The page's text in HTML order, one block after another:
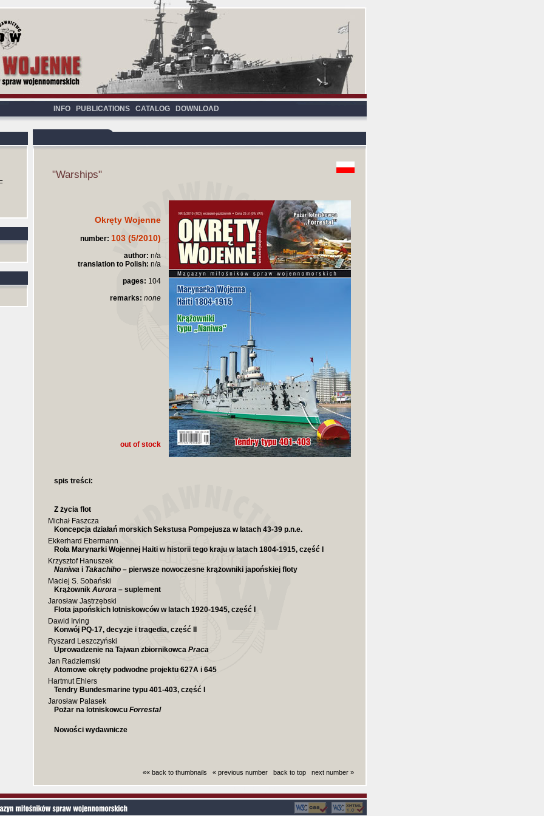
INFO PUBLICATIONS CATALOG DOWNLOAD
"Warships"
Okręty Wojenne
number: 103 (5/2010)
author: n/a
translation to Polish: n/a
pages: 104
remarks: none
out of stock
spis treści:
Z życia flot
Michał Faszcza
Koncepcja działań morskich Sekstusa Pompejusza w latach 43-39 p.n.e.
Ekkerhard Ebermann
Rola Marynarki Wojennej Haiti w historii tego kraju w latach 1804-1915, część I
Krzysztof Hanuszek
Naniwa i Takachiho – pierwsze nowoczesne krążowniki japońskiej floty
Maciej S. Sobański
Krążownik Aurora – suplement
Jarosław Jastrzębski
Flota japońskich lotniskowców w latach 1920-1945, część I
Dawid Irving
Konwój PQ-17, decyzje i tragedia, część II
Ryszard Leszczyński
Uprowadzenie na Tajwan zbiornikowca Praca
Jan Radziemski
Atomowe okręty podwodne projektu 627A i 645
Hartmut Ehlers
Tendry Bundesmarine typu 401-403, część I
Jarosław Palasek
Pożar na lotniskowcu Forrestal
Nowości wydawnicze
«« back to thumbnails « previous number back to top next number »